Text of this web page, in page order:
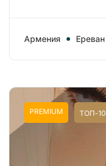
Армения Ереван
PREMIUM ТОП-10